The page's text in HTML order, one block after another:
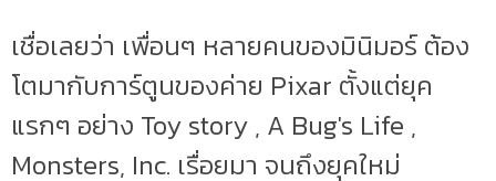
เชื่อเลยว่า เพื่อนๆ หลายคนของมินิมอร์ ต้อง
โตมากับการ์ตูนของค่าย Pixar ตั้งแต่ยุค
แรกๆ อย่าง Toy story , A Bug's Life ,
Monsters, Inc. เรื่อยมา จนถึงยุคใหม่